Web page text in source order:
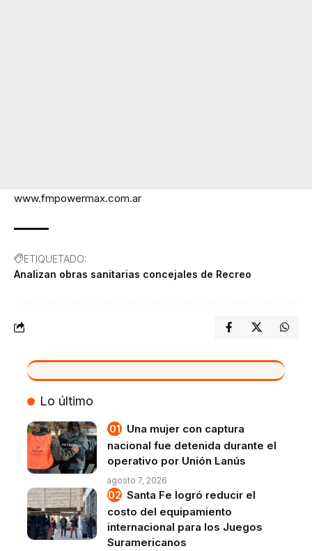
www.fmpowermax.com.ar
ETIQUETADO:
Analizan obras sanitarias concejales de Recreo
VIVO
Lo último
Una mujer con captura
nacional fue detenida durante el
operativo por Unión Lanús
agosto 7, 2026
Santa Fe logró reducir el
costo del equipamiento
internacional para los Juegos
Suramericanos